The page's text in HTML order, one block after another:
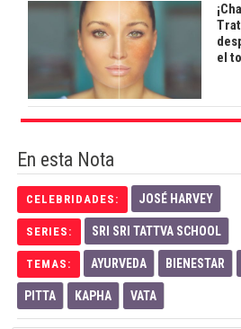
el
En esta Nota
CELEBRIDADES: JOSÉ HARVEY
SERIES: SRI SRI TATTVA SCHOOL
TEMAS: AYURVEDA BIENESTAR
PITTA KAPHA VATA